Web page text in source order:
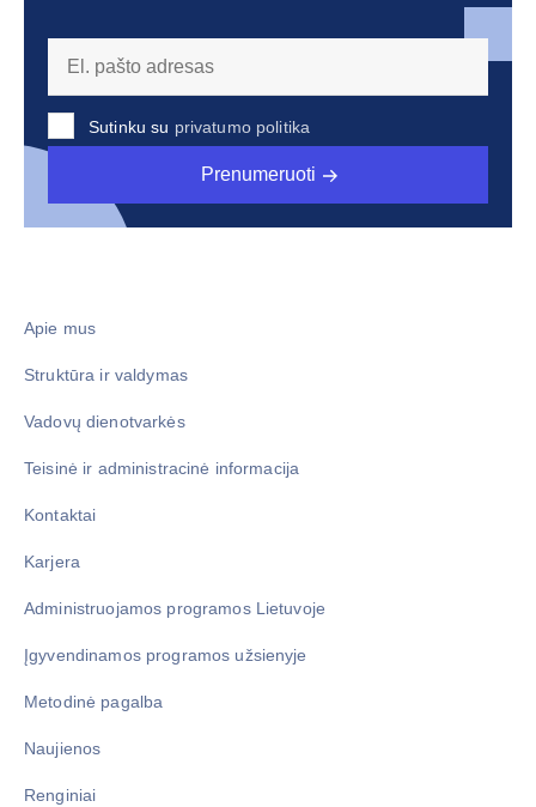
Sutinku su privatumo politika
Prenumeruoti
Apie mus
Struktūra ir valdymas
Vadovų dienotvarkės
Teisinė ir administracinė informacija
Kontaktai
Karjera
Administruojamos programos Lietuvoje
Įgyvendinamos programos užsienyje
Metodinė pagalba
Naujienos
Renginiai